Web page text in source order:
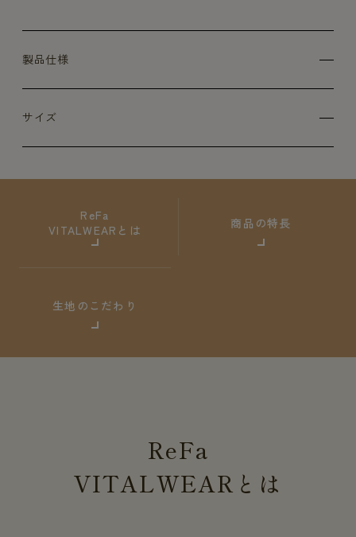
製品仕様
サイズ
ReFa
VITALWEARとは
商品の特長
生地のこだわり
ReFa
VITALWEAR とは